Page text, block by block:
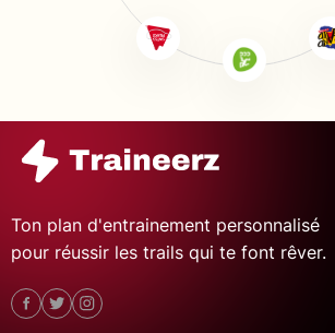
Ton plan d'entrainement personnalisé
pour réussir les trails qui te font rêver.